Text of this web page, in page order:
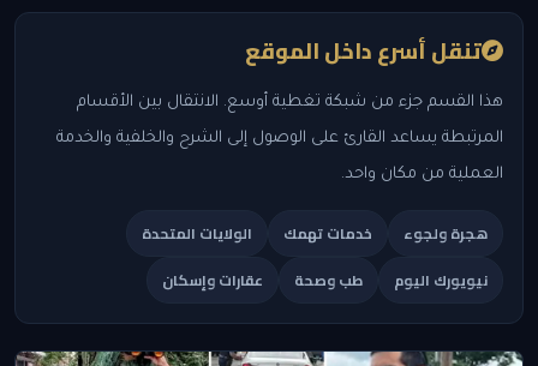
تنقل أسرع داخل الموقع
هذا القسم جزء من شبكة تغطية أوسع. الانتقال بين الأقسام
المرتبطة يساعد القارئ على الوصول إلى الشرح والخلفية والخدمة
العملية من مكان واحد.
هجرة ولجوء خدمات تهمك
الولايات المتحدة
نيويورك اليوم
طب وصحة عقارات وإسكان